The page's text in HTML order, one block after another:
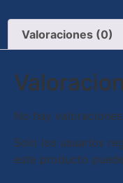
Valoraciones (0)
No hay
Solo los usuarios
este producto